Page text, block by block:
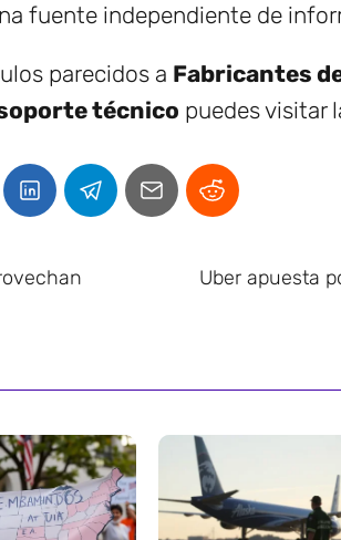
fuente independiente de
parecidos a Fabricantes
técnico puedes visitar
Uber apuesta